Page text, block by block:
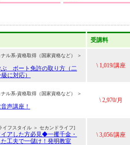
受講料
ル系-資格取得（国家資格など） ＞
ぶ ボート免許の取り方（二
に対応）
\ 1,019/講座
ル系-資格取得（国家資格など） ＞
声講座！
\ 2,970/月
イフスタイル ＞ セカンドライフ]
アした方必見◆一攫千金・
工夫で一儲け！発明教室
\ 3,056/講座